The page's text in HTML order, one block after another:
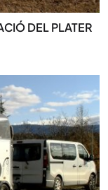
DEL PLATER